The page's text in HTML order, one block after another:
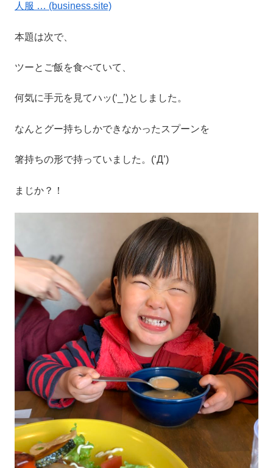
人服 … (business.site)
本題は次で、
ツーとご飯を食べていて、
何気に手元を見てハッ(‘_’)としました。
なんとグー持ちしかできなかったスプーンを
箸持ちの形で持っていました。(‘Д’)
まじか？！